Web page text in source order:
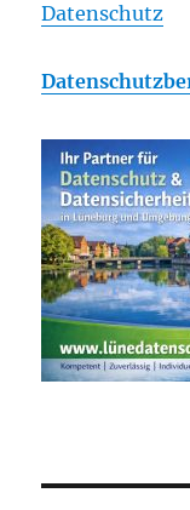
Datenschutz